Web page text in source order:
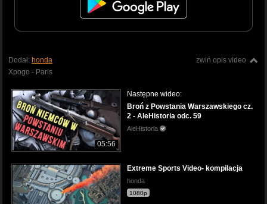
zwiń opis video
Dodał: honda
Xpogo - Paris
05:56
Następne wideo:
Broń z Powstania Warszawskiego cz.
2 - AleHistoria odc. 59
AleHistoria
Extreme Sports Video- kompilacja
honda
1080p